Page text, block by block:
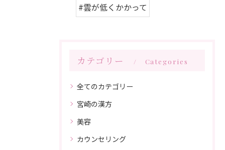
#雲が低くかかって
カテゴリー Categories
全てのカテゴリー
宮崎の漢方
美容
カウンセリング